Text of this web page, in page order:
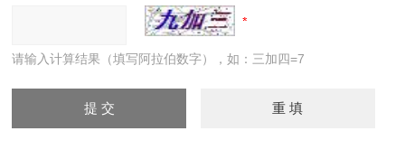
请输入计算结果（填写阿拉伯数字），如：三加四=7